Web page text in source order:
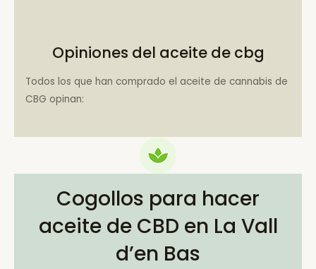
Opiniones del aceite de cbg
Todos los que han comprado el aceite de cannabis de
CBG opinan:
Cogollos para hacer
aceite de CBD en La Vall
d’en Bas